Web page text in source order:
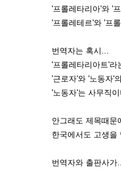
'프롤레타리아'와 '
'프롤레테르'와 '프
번역자는 혹시...
'프롤레타리아트'
'근로자'와 '노동자'
'노동자'는 사무직
안그래도 제목때문
한국에서도 고생을
번역자와 출판사가